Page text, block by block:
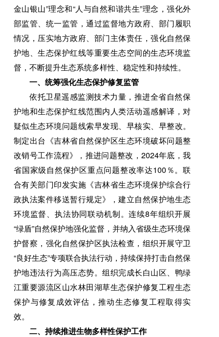
金山银山”理念和“人与自然和谐共生”理念，强化外
部监管、统一监管，通过监督地方政府、部门履职
情况，压实地方政府、部门主体责任，强化自然保
护地、生态保护红线等重要生态空间的生态环境监
督，不断提升生态系统多样性、稳定性和持续性。
一、统筹强化生态保护修复监管
依托卫星遥感监测技术力量，推进全省自然保
护地和生态保护红线范围内人类活动遥感解译，对
疑似生态环境问题线索早发现、早核实、早整改。
制定出台《吉林省自然保护区生态环境破坏问题整
改销号工作流程》，推进问题整改，2024年底，我
省国家级自然保护区重点问题整改率达100％。联
合有关部门印发实施《吉林省生态环境保护综合行
政执法案件移送暂行规定》，建立自然保护地生态
环境监督、执法协同联动机制。连续8年组织开展
“绿盾”自然保护地强化监督，并纳入省级生态环境保
护督察，强化自然保护区执法检查，组织开展守卫
“良好生态”专项联合执法行动，持续保持打击自然保
护地违法行为高压态势。组织完成长白山区、鸭绿
江重要源流区山水林田湖草生态保护修复工程生态
保护与修复成效评估，推动生态修复工程取得实
效。
二、持续推进生物多样性保护工作